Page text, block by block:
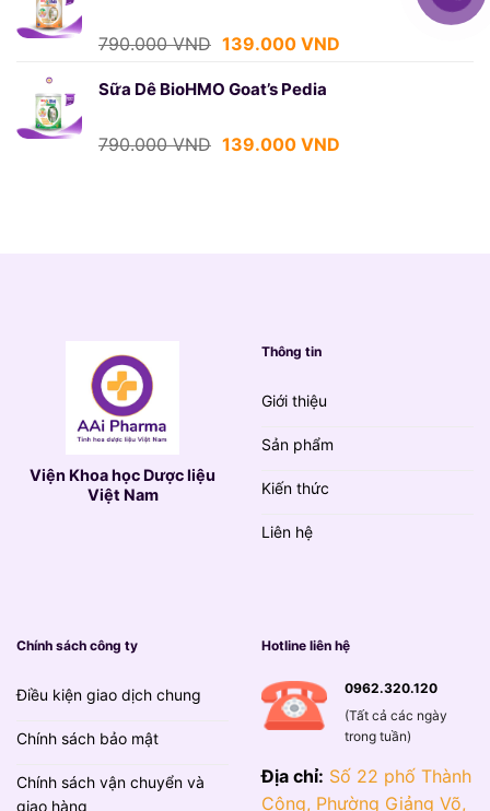
790.000VND Giá
là:
139.000 VNDGiá
Sữa Dê BioHMO Goat’s Pedia
790.000VND Giá
139.000 VNDGiá
Viện Khoa học Dược liệu
Việt Nam
Thông tin
Giới thiệu
Sản phẩm
Kiến thức
Liên hệ
Chính sách công ty
Điều kiện giao dịch chung
Chính sách bảo mật
Chính sách vận chuyển và
giao hàng
Hotline liên hệ
0962.320.120
(Tất cả các ngày
trong tuần)
Địa chỉ: Số 22 phố Thành
Công, Phường Giảng Võ,